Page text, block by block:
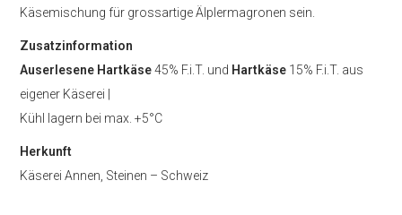
Käsemischung für grossartige Älplermagronen sein.
Zusatzinformation
Auserlesene Hartkäse45% F.i.T. und Hartkäse 15% F.i.T. aus
eigener Käserei |
Kühl lagern bei max. +5°C
Herkunft
Käserei Annen, Steinen – Schweiz